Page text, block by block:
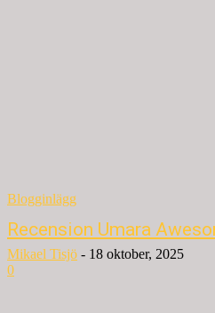
Blogginlägg
Recension Umara
Mikael Tisjö - 18 oktober, 2025
0